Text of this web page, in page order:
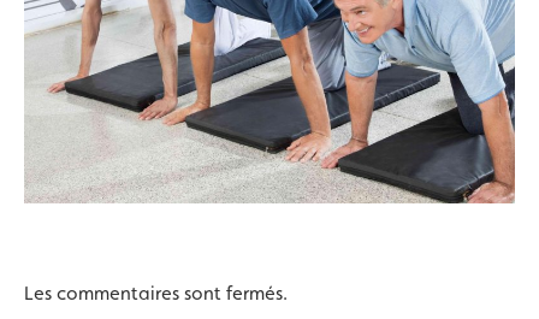
Les commentaires sont fermés.